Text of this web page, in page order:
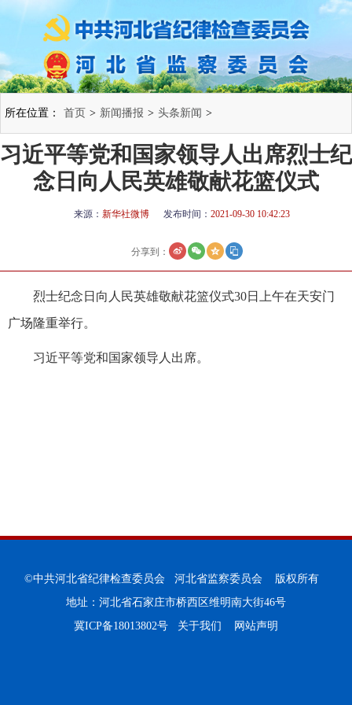
所在位置： 首页 > 新闻播报 > 头条新闻 >
习近平等党和国家领导人出席烈士纪
念日向人民英雄敬献花篮仪式
来源： 新华社微博 发布时间： 2021-09-30 10:42:23
分享到：
烈士纪念日向人民英雄敬献花篮仪式30日上午在天安门
广场隆重举行。
习近平等党和国家领导人出席。
©中共河北省纪律检查委员会 河北省监察委员会 版权所有
地址：河北省石家庄市桥西区维明南大街46号
冀ICP备18013802号
关于我们 网站声明